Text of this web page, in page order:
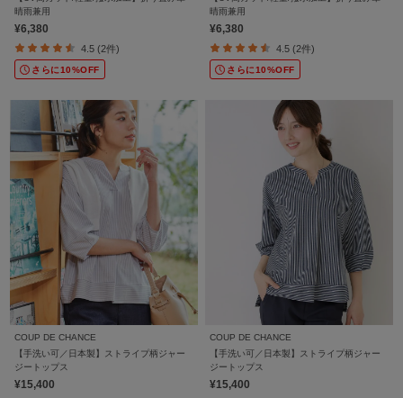
晴雨兼用
¥6,380
4.5 (2件)
さらに10%OFF
晴雨兼用
¥6,380
4.5 (2件)
さらに10%OFF
COUP DE CHANCE
【手洗い可／日本製】ストライプ柄ジャー
ジートップス
¥15,400
COUP DE CHANCE
【手洗い可／日本製】ストライプ柄ジャー
ジートップス
¥15,400